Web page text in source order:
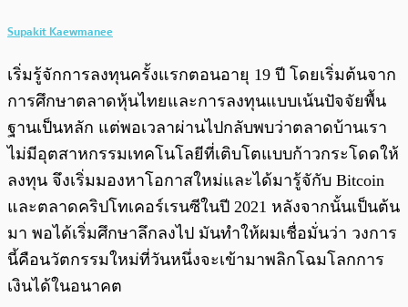
Supakit Kaewmanee
เริ่มรู้จักการลงทุนครั้งแรกตอนอายุ 19 ปี โดยเริ่มต้นจาก
การศึกษาตลาดหุ้นไทยและการลงทุนแบบเน้นปัจจัยพื้น
ฐานเป็นหลัก แต่พอเวลาผ่านไปกลับพบว่าตลาดบ้านเรา
ไม่มีอุตสาหกรรมเทคโนโลยีที่เติบโตแบบก้าวกระโดดให้
ลงทุน จึงเริ่มมองหาโอกาสใหม่และได้มารู้จักับ Bitcoin
และตลาดคริปโทเคอร์เรนซีในปี 2021 หลังจากนั้นเป็นต้น
มา พอได้เริ่มศึกษาลึกลงไป มันทำให้ผมเชื่อมั่นว่า วงการ
นี้คือนวัตกรรมใหม่ที่วันหนึ่งจะเข้ามาพลิกโฉมโลกการ
เงินได้ในอนาคต